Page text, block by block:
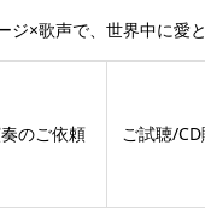
×歌声で、世界中に愛と
のご依頼 ご試聴/CD